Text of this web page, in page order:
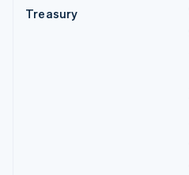
Treasury